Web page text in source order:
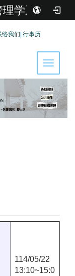
理学系
络我们 行事历
Toggle
114/05/22
13:10~15:0